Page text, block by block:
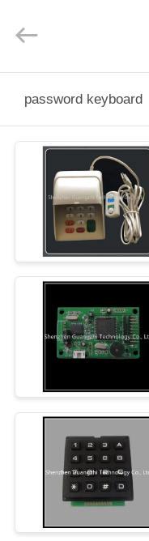
PRODUITS
SUJET
NOUS
VISITE
D'USINE
CONTRÔLE
DE
QUALITÉ
CONTACTEZ-
NOUS
password keyboard